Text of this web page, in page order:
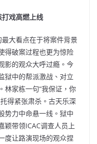
戏高燃上线
大看点在于将案件背景
得破案过程也更为惊险
影的观众大呼过瘾。今
狱中的帮派激战、对立
林家栋一句“我保证，你
得紧张肃杀。古天乐深
势力中命悬一线。狱中
颖带领ICAC调查人员上
度让路演现场的观众捏